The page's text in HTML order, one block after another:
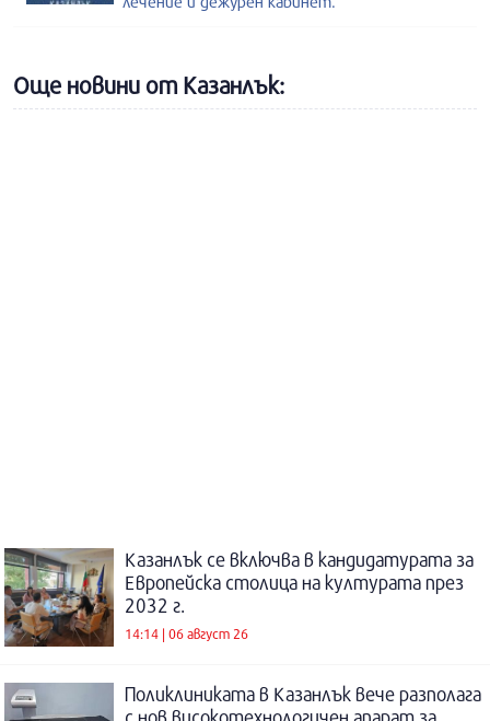
Още новини от Казанлък:
Казанлък се включва в кандидатурата за
Европейска столица на културата през
2032 г.
14:14 | 06 август 26
Поликлиниката в Казанлък вече разполага